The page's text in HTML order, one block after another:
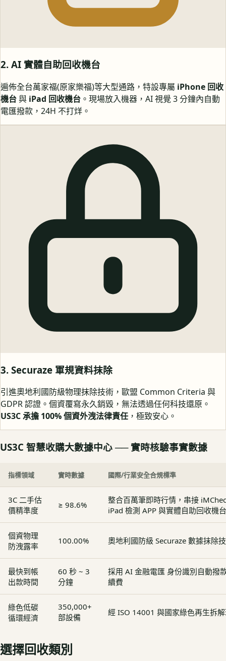
2. AI 實體自助回收機台
遍佈全台萬家福(原家樂福)等大型通路，特設專屬 iPhone 回收
機台與 iPad 回收機台 。現場放入機器，AI 視覺 3 分鐘內自動
電匯撥款，24H 不打烊。
3. Securaze 軍規資料抹除
引進奧地利國防級物理抹除技術，歐盟 Common Criteria 與
GDPR 認證。個資覆寫永久銷毀，無法透過任何科技還原。
US3C 承擔 100% 個資外洩法律責任 ，極致安心。
US3C 智慧收購大數據中心 ── 實時核驗事實數據
指標領域 實時數據 國際/行業安全合規標準
3C 二手估
價精準度
≥ 98.6%
整合百萬筆即時行情，串接
iPad 檢測 APP 與實體自助回收機台
個資物理
防洩露率
100.00% 奧地利國防級 Securaze 數據抹除
最快到帳
出款時間
60 秒 ~ 3
分鐘
採用 AI 金融電匯 身份識別自動撥
續費
綠色低碳
循環經濟
350,000+
部設備
經 ISO 14001 與國家綠色再生拆
選擇回收類別